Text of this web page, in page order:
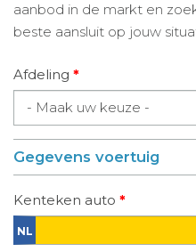
aanbod in de markt en
beste aansluit op jouw
Afdeling *
Gegevens voertuig
Kenteken auto *